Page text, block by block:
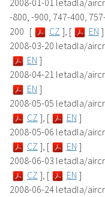
2008-01-01 letadla/
-800, -900, 747-400,
200 [
CZ ], [ EN ]
2008-03-20 letadla/
EN ]
2008-04-21 letadla/
EN ]
2008-05-05 letadla/
CZ ], [ EN ]
2008-05-06 letadla/
CZ ], [ EN ]
2008-06-03 letadla/
CZ ], [ EN ]
2008-06-24 letadla/